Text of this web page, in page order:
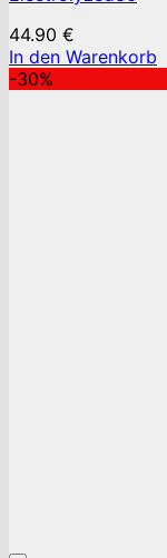
44.90 €
In den Warenkorb
-30%